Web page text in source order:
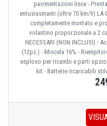
pavimentazioni lisce -
entusiasmanti (oltre 70 km/h) LA
completamente montato e
volantino proporzionale a 2
NECESSARI (NON INCLUSI) -
(12pz.) - Miscela 16% -
esploso per ricambi e parti
kit - Batterie ricaricabili